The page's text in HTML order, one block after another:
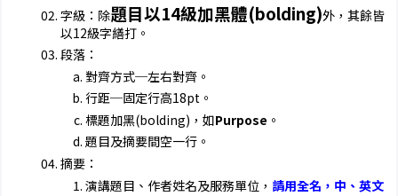
字級：除題目以14級加黑體(bolding)外，其餘皆
以12級字繕打。
段落：
對齊方式─左右對齊。
行距─固定行高18pt。
標題加黑(bolding)，如Purpose 。
題目及摘要間空一行。
摘要：
演講題目、作者姓名及服務單位， 請用全名，中、英文